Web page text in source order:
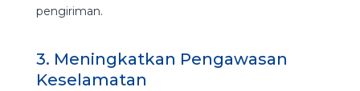
pengiriman.
3. Meningkatkan Pengawasan
Keselamatan